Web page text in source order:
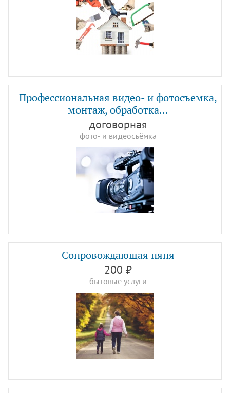
Профессиональная видео- и фотосъемка,
монтаж, обработка...
договорная
фото- и видеосъёмка
Сопровождающая няня
200 ₽
бытовые услуги